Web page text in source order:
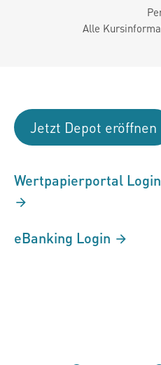
Alle
Jetzt Depot eröffnen
Wertpapierportal Login
eBanking Login